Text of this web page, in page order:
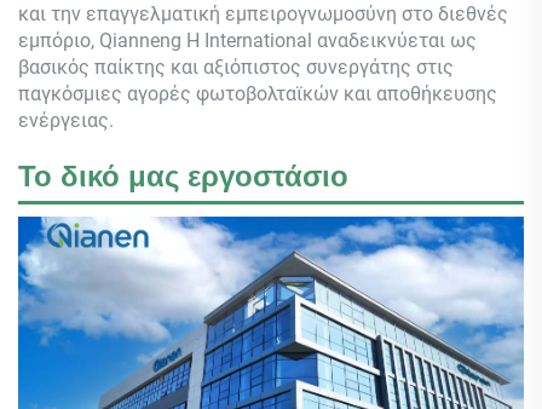
και την επαγγελματική εμπειρογνωμοσύνη στο διεθνές
εμπόριο, Qianneng Η International αναδεικνύεται ως
βασικός παίκτης και αξιόπιστος συνεργάτης στις
παγκόσμιες αγορές φωτοβολταϊκών και αποθήκευσης
ενέργειας.
Το δικό μας εργοστάσιο